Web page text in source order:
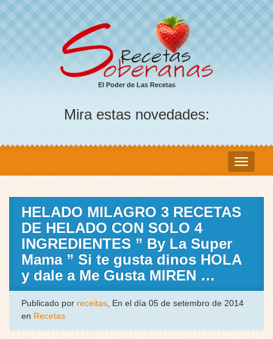
El Poder de Las Recetas
Mira estas novedades:
HELADO MILAGRO 3 RECETAS
DE HELADO CON SOLO 4
INGREDIENTES ” By La Super
Mama ” Si te gusta dinos HOLA
y dale a Me Gusta MIREN …
Publicado por receitas, En el día 05 de setembro de 2014
en Recetas